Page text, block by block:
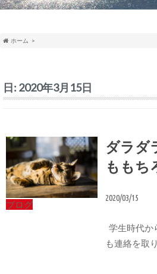
ホーム
日: 2020年3月15日
ブログ
ダラダ
ももち
2020/03/15
学生時代か
も連絡を取